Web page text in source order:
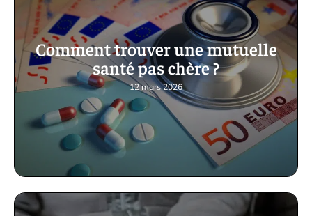
Comment trouver une mutuelle
santé pas chère ?
12 mars 2026